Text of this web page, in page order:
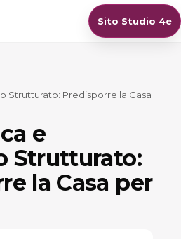
Sito Studio 4e
Strutturato: Predisporre la Casa
e
Strutturato:
la Casa per